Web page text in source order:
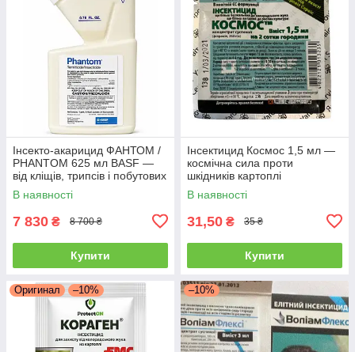
Інсекто-акарицид ФАНТОМ /
PHANTOM 625 мл BASF —
від кліщів, трипсів і побутових
шкідників
В наявності
7 830 ₴ 8 700 ₴
Купити
Інсектицид Космос 1,5 мл —
космічна сила проти
шкідників картоплі
(колорадський жук, дрот, тля)
В наявності
31,50 ₴ 35 ₴
Купити
Оригинал –10% –10%